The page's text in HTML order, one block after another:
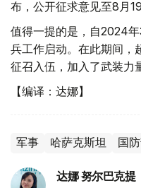
布，公开征求意见至8月19
值得一提的是，自2024
兵工作启动。在此期间，
征召入伍，加入了武装力
【编译：达娜】
军事 哈萨克斯坦 国
达娜 努尔巴克提